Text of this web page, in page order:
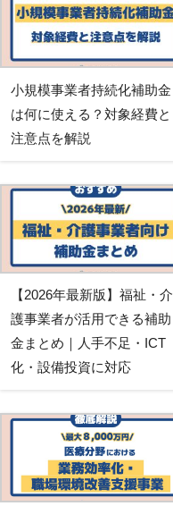
小規模事業者持続化補助金
は何に使える？対象経費と
注意点を解説
【2026年最新版】福祉・介
護事業者が活用できる補助
金まとめ｜人手不足・ICT
化・設備投資に対応